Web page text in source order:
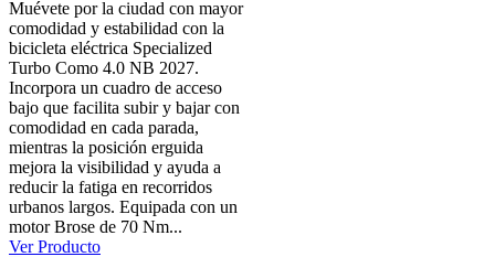
Muévete por la ciudad con mayor
comodidad y estabilidad con la
bicicleta eléctrica Specialized
Turbo Como 4.0 NB 2027.
Incorpora un cuadro de acceso
bajo que facilita subir y bajar con
comodidad en cada parada,
mientras la posición erguida
mejora la visibilidad y ayuda a
reducir la fatiga en recorridos
urbanos largos. Equipada con un
motor Brose de 70 Nm...
Ver Producto